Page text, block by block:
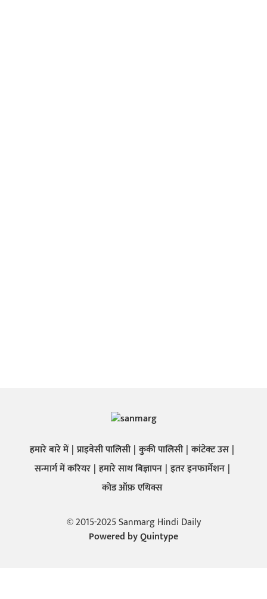
हमारे बारे में प्राइवेसी पालिसी कुकी पालिसी कांटेक्ट उस
सन्मार्ग में करियर हमारे साथ बिज्ञापन इतर इनफार्मेशन
कोड ऑफ़ एथिक्स
© 2015-2025 Sanmarg Hindi Daily
Powered byQuintype